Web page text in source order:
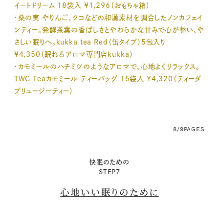
イートドリーム 18袋入 ¥1,296（おもちゃ箱）
・桑の実 やりんご、クコなどの和漢素材を調合したノンカフェイ
ンティー。発酵茶葉の香ばしさとやわらかな甘みで心が整い、や
さしい眠りへ。kukka tea Red（缶タイプ）5包入り
¥4,350（眠れるアロマ専門店kukka）
・カモミールのハチミツのようなアロマで、心地よくリラックス。
TWG Teaカモミール ティーバッグ 15袋入 ¥4,320（ティーダ
ブリュージーティー）
8/9PAGES
快眠のための
STEP7
心地いい眠りのために